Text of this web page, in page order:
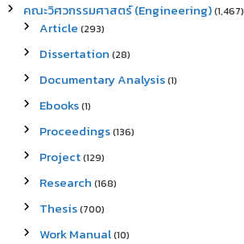
คณะวิศวกรรมศาสตร์ (Engineering)(1,467)
Article (293)
Dissertation (28)
Documentary Analysis(1)
Ebooks(1)
Proceedings(136)
Project(129)
Research (168)
Thesis(700)
Work Manual(10)